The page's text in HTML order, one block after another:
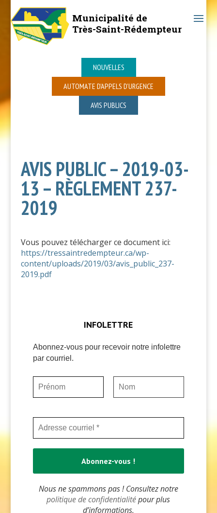
Municipalité de
Très-Saint-Rédempteur
NOUVELLES
AUTOMATE D’APPELS D’URGENCE
AVIS PUBLICS
AVIS PUBLIC – 2019-03-
13 – RÈGLEMENT 237-
2019
Vous pouvez télécharger ce document ici:
https://tressaintredempteur.ca/wp-
content/uploads/2019/03/avis_public_237-
2019.pdf
INFOLETTRE
Abonnez-vous pour recevoir notre infolettre
par courriel.
Nous ne spammons pas ! Consultez notre
politique de confidentialitépour plus
d’informations.